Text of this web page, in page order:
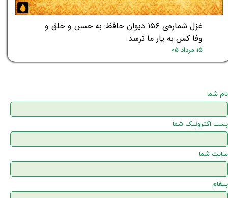
غزل شماره‌ی ۱۵۶ دیوان حافظ: به حسن و خلق و
وفا کس به یار ما نرسد
۱۵ مرداد ۰۵
نام شما
پست اکترونیک شما
سایت شما
پیغام